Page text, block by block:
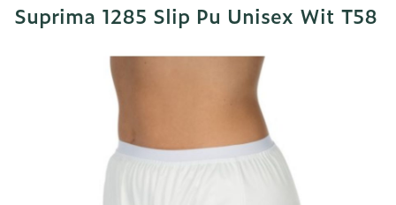
Suprima 1285 Slip Pu Unisex Wit T58